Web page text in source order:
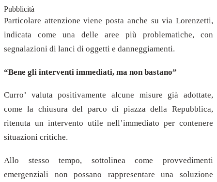
Pubblicità
Particolare attenzione viene posta anche su via Lorenzetti,
indicata come una delle aree più problematiche, con
segnalazioni di lanci di oggetti e danneggiamenti.
“Bene gli interventi immediati, ma non bastano”
Curro’ valuta positivamente alcune misure già adottate,
come la chiusura del parco di piazza della Repubblica,
ritenuta un intervento utile nell’immediato per contenere
situazioni critiche.
Allo stesso tempo, sottolinea come provvedimenti
emergenziali non possano rappresentare una soluzione